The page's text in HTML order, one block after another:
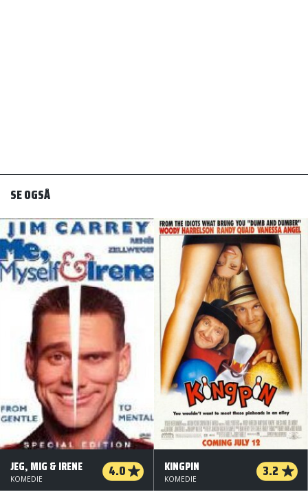
SE OGSÅ
JEG, MIG & IRENE 4.0
KOMEDIE
KINGPIN 3.2
KOMEDIE